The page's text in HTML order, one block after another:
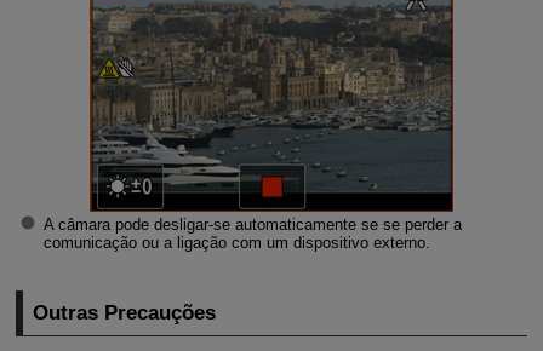
A câmara pode desligar-se automaticamente se se perder a
comunicação ou a ligação com um dispositivo externo.
Outras Precauções